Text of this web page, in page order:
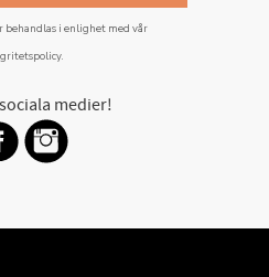
behandlas i enlighet med vår
.
medier!